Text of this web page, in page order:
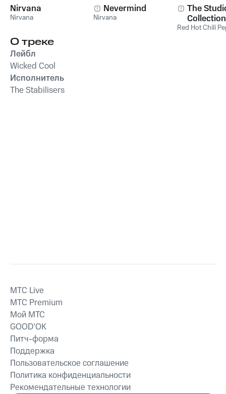
Nirvana
Nirvana
Nevermind
Nirvana
The
Collection
Red Hot Chili
О треке
Лейбл
Wicked Cool
Исполнитель
The Stabilisers
MTС Live
MTС Premium
Мой МТС
GOOD’OK
Питч-форма
Поддержка
Пользовательское соглашение
Политика конфиденциальности
Рекомендательные технологии